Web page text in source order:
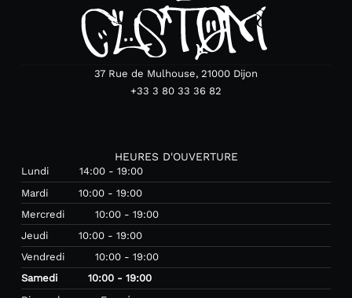
37 Rue de Mulhouse, 21000 Dijon
+33 3 80 33 36 82
HEURES D'OUVERTURE
Lundi
14:00 - 19:00
Mardi
10:00 - 19:00
Mercredi
10:00 - 19:00
Jeudi
10:00 - 19:00
Vendredi
10:00 - 19:00
Samedi
10:00 - 19:00